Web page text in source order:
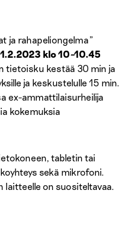
ja rahapeliongelma”
klo 10–10.45
tietoisku kestää 30 min ja
ja keskustelulle 15 min.
ex-ammattilaisurheilija
kokemuksia
tabletin tai
sekä mikrofoni.
laitteelle on suositeltavaa.